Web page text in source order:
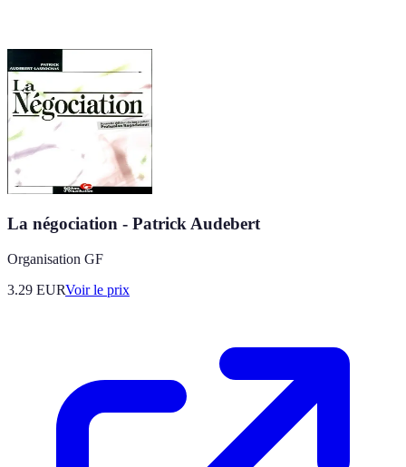
La négociation - Patrick Audebert
Organisation GF
3.29 EURVoir le prix